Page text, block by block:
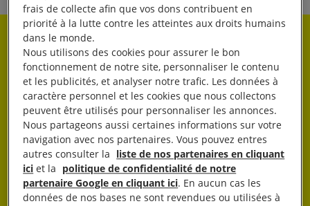
Rester informé·e
Abonnez-vous à notre newsletter hebdo.
OK
frais de collecte afin que vos dons contribuent en
priorité à la lutte contre les atteintes aux droits humains
dans le monde.
Nous utilisons des cookies pour assurer le bon
fonctionnement de notre site, personnaliser le contenu
et les publicités, et analyser notre trafic. Les données à
caractère personnel et les cookies que nous collectons
peuvent être utilisés pour personnaliser les annonces.
Nous partageons aussi certaines informations sur votre
navigation avec nos partenaires. Vous pouvez entres
autres consulter la liste de nos partenaires en cliquant
ici et la politique de confidentialité de notre
partenaire Google en cliquant ici. En aucun cas les
données de nos bases ne sont revendues ou utilisées à